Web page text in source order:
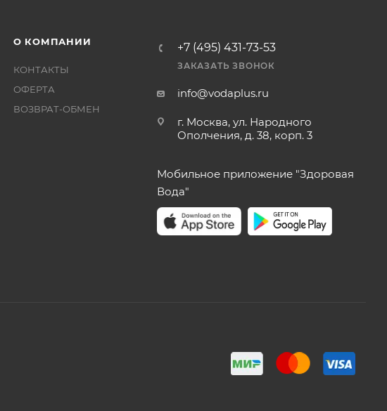
О КОМПАНИИ
КОНТАКТЫ
ОФЕРТА
ВОЗВРАТ-ОБМЕН
+7 (495) 431-73-53
ЗАКАЗАТЬ ЗВОНОК
info@vodaplus.ru
г. Москва, ул. Народного
Ополчения, д. 38, корп. 3
Мобильное приложение "Здоровая
Вода"